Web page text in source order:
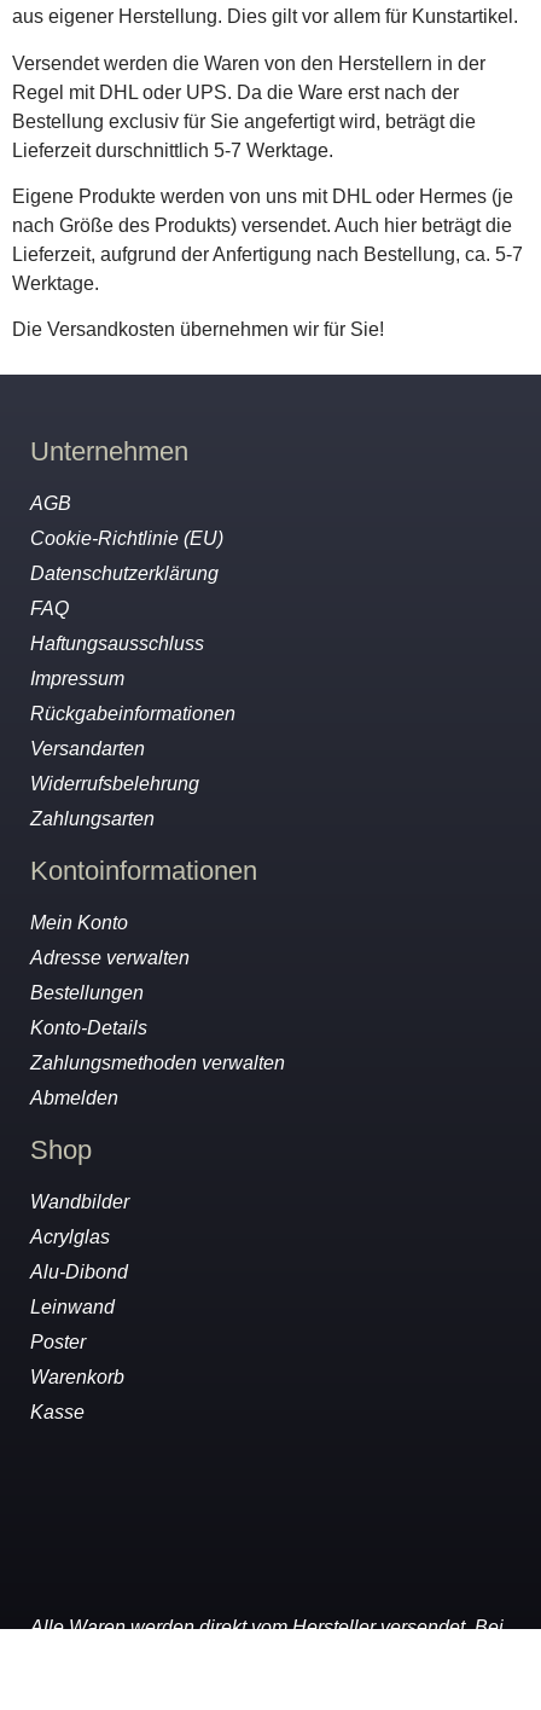
aus eigener Herstellung. Dies gilt vor allem für Kunstartikel.
Versendet werden die Waren von den Herstellern in der
Regel mit DHL oder UPS. Da die Ware erst nach der
Bestellung exclusiv für Sie angefertigt wird, beträgt die
Lieferzeit durschnittlich 5-7 Werktage.
Eigene Produkte werden von uns mit DHL oder Hermes (je
nach Größe des Produkts) versendet. Auch hier beträgt die
Lieferzeit, aufgrund der Anfertigung nach Bestellung, ca. 5-7
Werktage.
Die Versandkosten übernehmen wir für Sie!
Unternehmen
AGB
Cookie-Richtlinie (EU)
Datenschutzerklärung
FAQ
Haftungsausschluss
Impressum
Rückgabeinformationen
Versandarten
Widerrufsbelehrung
Zahlungsarten
Kontoinformationen
Mein Konto
Adresse verwalten
Bestellungen
Konto-Details
Zahlungsmethoden verwalten
Abmelden
Shop
Wandbilder
Acrylglas
Alu-Dibond
Leinwand
Poster
Warenkorb
Kasse
Alle Waren werden direkt vom Hersteller versendet. Bei